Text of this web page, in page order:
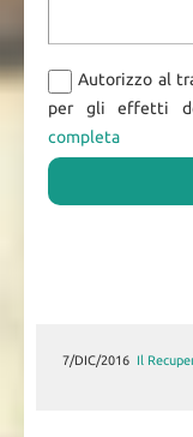
Autorizzo al
per gli effetti
completa
7/DIC/2016 Il